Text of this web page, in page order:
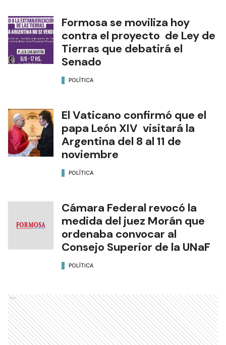
Formosa se moviliza hoy
contra el proyecto de Ley de
Tierras que debatirá el
Senado
POLÍTICA
El Vaticano confirmó que el
papa León XIV visitará la
Argentina del 8 al 11 de
noviembre
POLÍTICA
Cámara Federal revocó la
medida del juez Morán que
ordenaba convocar al
Consejo Superior de la UNaF
POLÍTICA
Ads